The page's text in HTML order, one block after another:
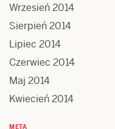
Wrzesień 2014
Sierpień 2014
Lipiec 2014
Czerwiec 2014
Maj 2014
Kwiecień 2014
META